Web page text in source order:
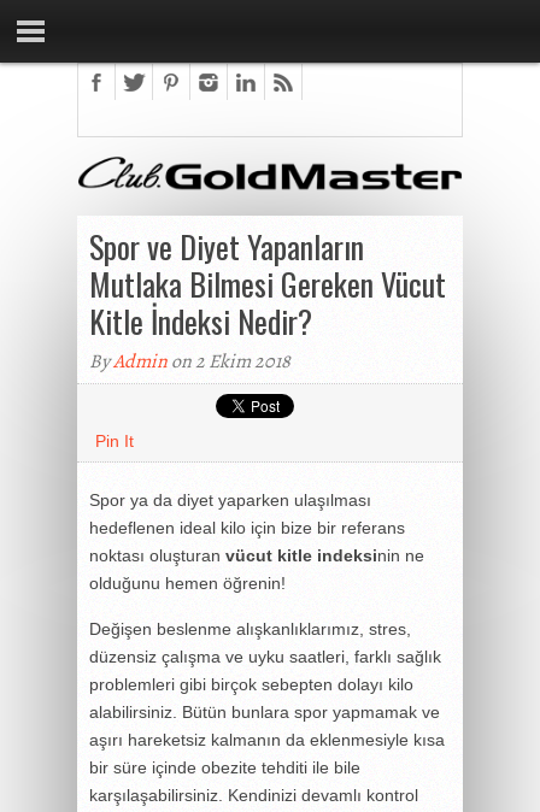
Spor ve Diyet Yapanların
Mutlaka Bilmesi Gereken Vücut
Kitle İndeksi Nedir?
ByAdminon 2 Ekim 2018
Pin It
Spor ya da diyet yaparken ulaşılması
hedeflenen ideal kilo için bize bir referans
noktası oluşturan vücut kitle indeksinin ne
olduğunu hemen öğrenin!
Değişen beslenme alışkanlıklarımız, stres,
düzensiz çalışma ve uyku saatleri, farklı sağlık
problemleri gibi birçok sebepten dolayı kilo
alabilirsiniz. Bütün bunlara spor yapmamak ve
aşırı hareketsiz kalmanın da eklenmesiyle kısa
bir süre içinde obezite tehditi ile bile
karşılaşabilirsiniz. Kendinizi devamlı kontrol